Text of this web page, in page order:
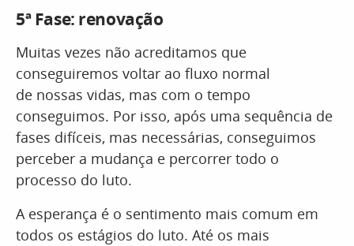
5ª Fase: renovação
Muitas vezes não acreditamos que
conseguiremos voltar ao fluxo normal
de nossas vidas, mas com o tempo
conseguimos. Por isso, após uma sequência de
fases difíceis, mas necessárias, conseguimos
perceber a mudança e percorrer todo o
processo do luto.
A esperança é o sentimento mais comum em
todos os estágios do luto. Até os mais